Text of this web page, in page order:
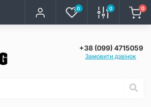
0 0 0
+38 (099) 4715059
Замовити дзвінок